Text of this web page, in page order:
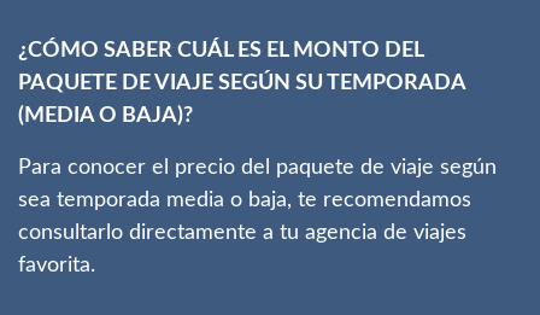
¿CÓMO SABER CUÁL ES EL MONTO DEL
PAQUETE DE VIAJE SEGÚN SU TEMPORADA
(MEDIA O BAJA)?
Para conocer el precio del paquete de viaje según
sea temporada media o baja, te recomendamos
consultarlo directamente a tu agencia de viajes
favorita.